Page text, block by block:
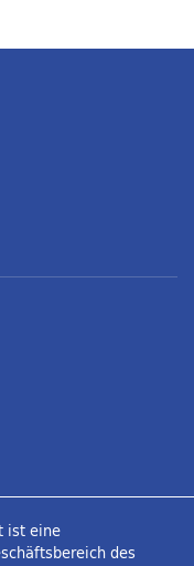
ist eine
des